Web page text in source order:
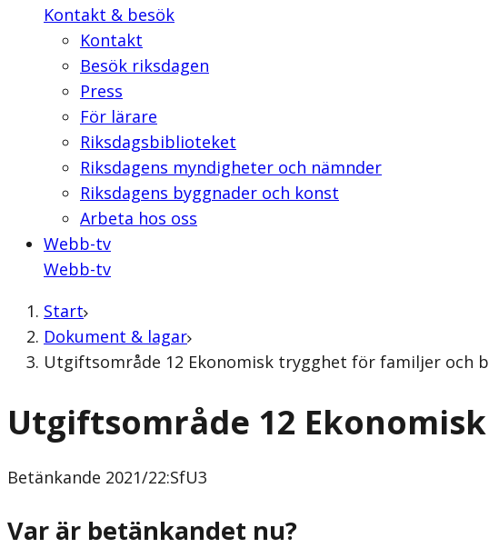
Kontakt & besök
Kontakt
Besök riksdagen
Press
För lärare
Riksdagsbiblioteket
Riksdagens myndigheter och nämnder
Riksdagens byggnader och konst
Arbeta hos oss
Webb-tv
Webb-tv
Start
Dokument & lagar
Utgiftsområde 12 Ekonomisk trygghet för familjer och
Utgiftsområde 12
Betänkande 2021/22:SfU3
Var är betänkandet nu?